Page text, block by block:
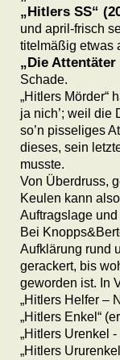
„Hitlers SS“
und april-frisch
titelmäßig etwas
„Die
Schade.
„Hitlers Mörder“
ja nich’; weil die
so’n pisseliges
dieses, sein
musste.
Von Überdruss,
Keulen kann
Auftragslage
Bei
Aufklärung rund
gerackert, bis
geworden ist. In
„Hitlers Helfer –
„Hitlers Enkel“
„Hitlers Urenkel
„Hitlers